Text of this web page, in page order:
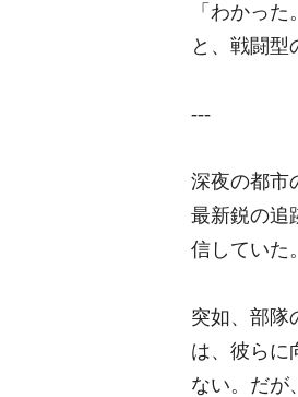
「わかっ
と、戦闘型
---
深夜の都市
最新鋭の追
信していた
突如、部隊
は、彼らに
ない。だが